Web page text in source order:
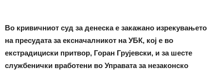
Во кривичниот суд за денеска е закажано изрекувањето
на пресудата за ексначалникот на УБК, кој е во
екстрадициски притвор, Горан Грујевски, и за шесте
службенички вработени во Управата за незаконско